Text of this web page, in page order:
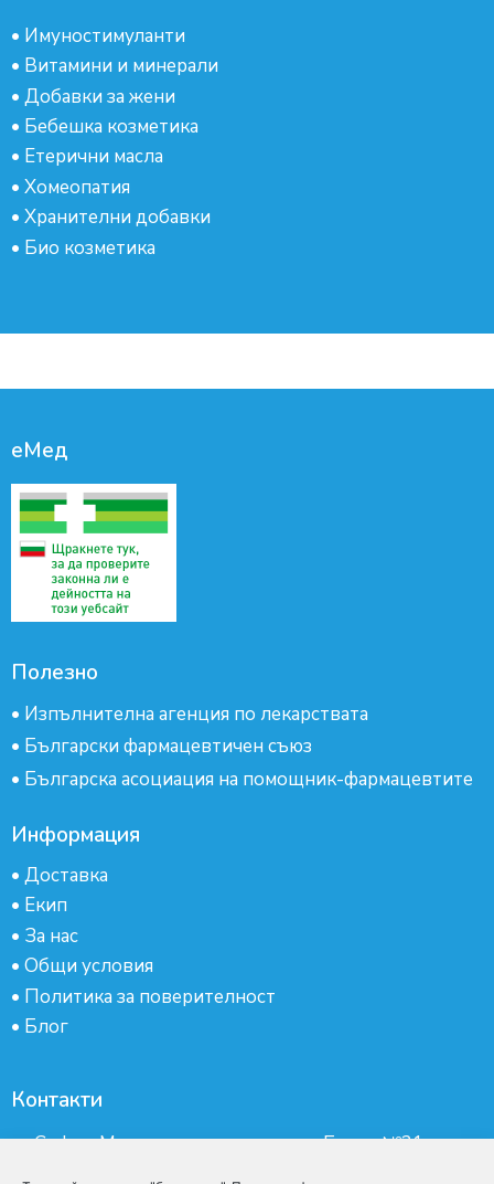
• Имуностимуланти
• Витамини и минерали
• Добавки за жени
• Бебешка козметика
• Етерични масла
• Хомеопатия
• Хранителни добавки
• Био козметика
еМед
Полезно
• Изпълнителна агенция по лекарствата
• Български фармацевтичен съюз
• Българска асоциация на помощник-фармацевтите
Информация
• Доставка
• Екип
• За нас
• Общи условия
• Политика за поверителност
• Блог
Контакти
гр.София, Манастирски ливади, ж.к.Бокар №21-